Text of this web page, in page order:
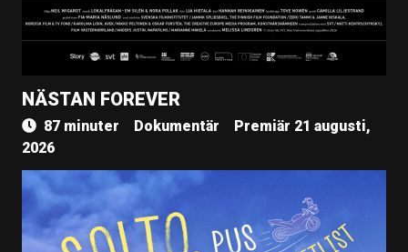
NÄSTAN FOREVER
87 minuter Dokumentär
Premiär 21 augusti,
2026